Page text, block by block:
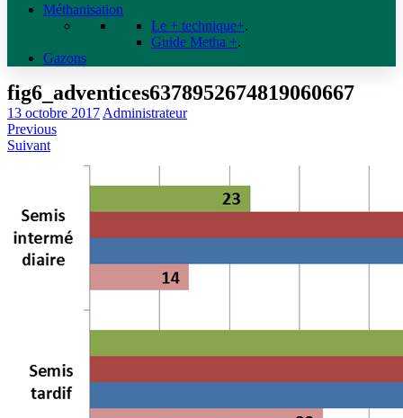
Méthanisation
Le + technique+.
Guide Metha +.
Gazons
fig6_adventices6378952674819060667
13 octobre 2017 Administrateur
Previous
Suivant